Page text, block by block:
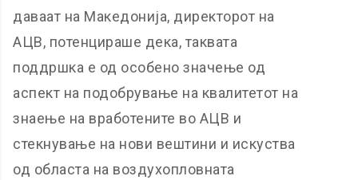
даваат на Македонија, директорот на
АЦВ, потенцираше дека, таквата
поддршка е од особено значење од
аспект на подобрување на квалитетот на
знаење на вработените во АЦВ и
стекнување на нови вештини и искуства
од областа на воздухопловната